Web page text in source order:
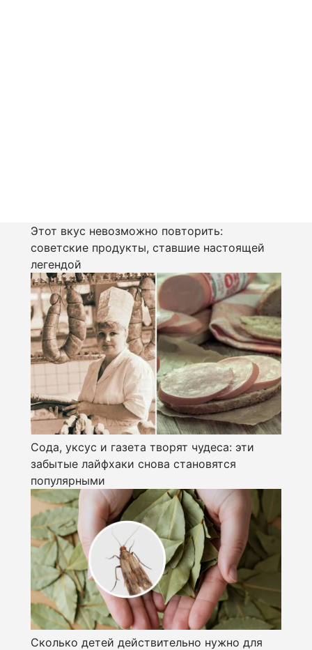
Этот вкус невозможно повторить:
советские продукты, ставшие настоящей
легендой
Сода, уксус и газета творят чудеса: эти
забытые лайфхаки снова становятся
популярными
Сколько детей действительно нужно для